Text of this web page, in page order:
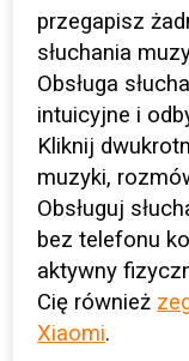
przegapisz
słuchania
Obsługa
intuicyjne i
Kliknij
muzyki,
Obsługuj
bez telefonu
aktywny
Cię również
Xiaomi.